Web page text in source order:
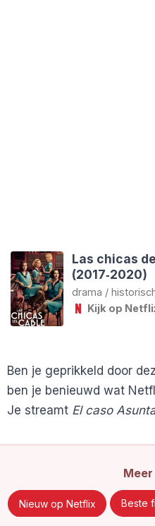
Las chicas
(2017‑2020)
drama /
Kijk op
Ben je geprikkeld door
ben je benieuwd wat
Je streamt El caso
Meer
Nieuw op Netflix Beste